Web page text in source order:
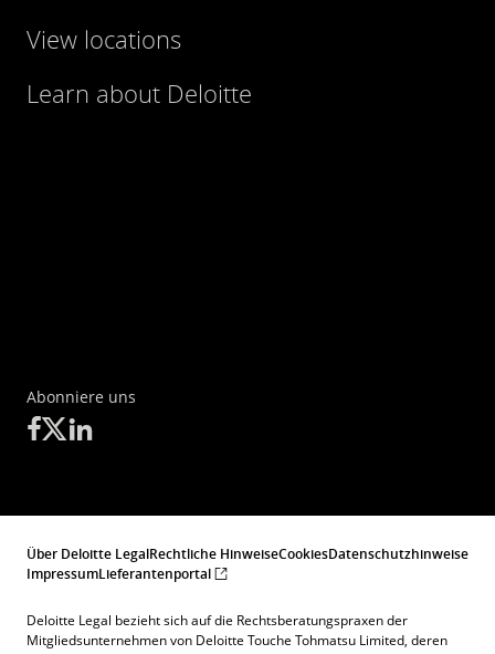
View locations
Learn about Deloitte
Abonniere uns
Über Deloitte LegalRechtliche HinweiseCookiesDatenschutzhinweise
ImpressumLieferantenportal
Deloitte Legal bezieht sich auf die Rechtsberatungspraxen der
Mitgliedsunternehmen von Deloitte Touche Tohmatsu Limited, deren